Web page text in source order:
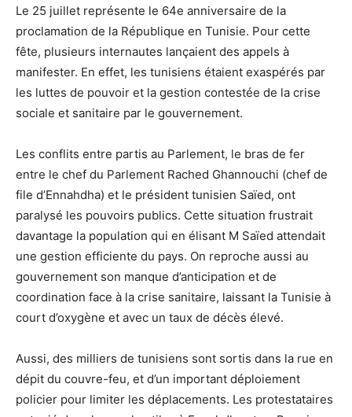
Le 25 juillet représente le 64e anniversaire de la
proclamation de la République en Tunisie. Pour cette
fête, plusieurs internautes lançaient des appels à
manifester. En effet, les tunisiens étaient exaspérés par
les luttes de pouvoir et la gestion contestée de la crise
sociale et sanitaire par le gouvernement.
Les conflits entre partis au Parlement, le bras de fer
entre le chef du Parlement Rached Ghannouchi (chef de
file d’Ennahdha) et le président tunisien Saïed, ont
paralysé les pouvoirs publics. Cette situation frustrait
davantage la population qui en élisant M Saïed attendait
une gestion efficiente du pays. On reproche aussi au
gouvernement son manque d’anticipation et de
coordination face à la crise sanitaire, laissant la Tunisie à
court d’oxygène et avec un taux de décès élevé.
Aussi, des milliers de tunisiens sont sortis dans la rue en
dépit du couvre-feu, et d’un important déploiement
policier pour limiter les déplacements. Les protestataires